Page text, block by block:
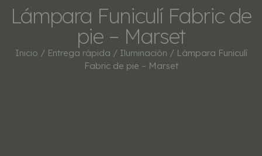
Lámpara Funiculí Fabric de
pie – Marset
Inicio / Entrega rápida / Iluminación / Lámpara Funiculí
Fabric de pie – Marset